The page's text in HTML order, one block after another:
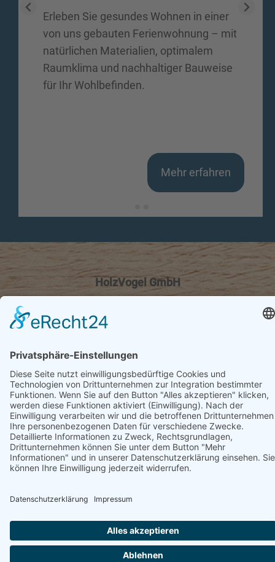
Erleben Sie gesundes Wohnen in einer
von uns gebauten Ferienwohnung – mit
natürlichen Materialien, optimalem
Raumklima und nachhaltiger Bauweise
für Ihr Wohlbefinden.
Mehr erfahren
HolzVogel GmbH
An den Beuten 9 | D-97531 Obertheres
Telefon: 09521 951 070 | info@holzvogel.de
Impressum
Datenschutz
Barrierefreiheit
Kontakt